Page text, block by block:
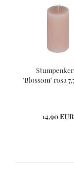
"Blossom" rosa
14,90 EUR